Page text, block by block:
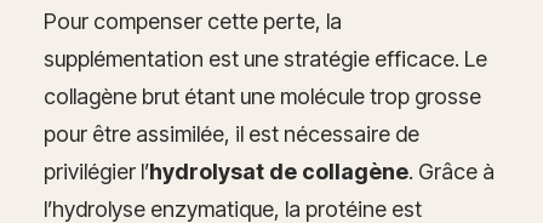
Pour compenser cette perte, la
supplémentation est une stratégie efficace. Le
collagène brut étant une molécule trop grosse
pour être assimilée, il est nécessaire de
privilégier l’hydrolysat de collagène. Grâce à
l’hydrolyse enzymatique, la protéine est